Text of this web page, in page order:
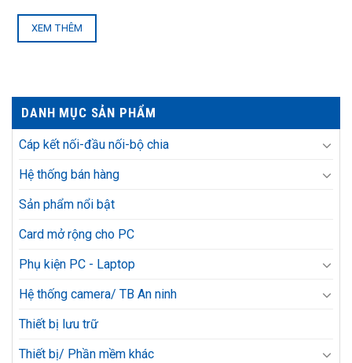
XEM THÊM
DANH MỤC SẢN PHẨM
Cáp kết nối-đầu nối-bộ chia
Hệ thống bán hàng
Sản phẩm nổi bật
Card mở rộng cho PC
Phụ kiện PC - Laptop
Hệ thống camera/ TB An ninh
Thiết bị lưu trữ
Thiết bị/ Phần mềm khác